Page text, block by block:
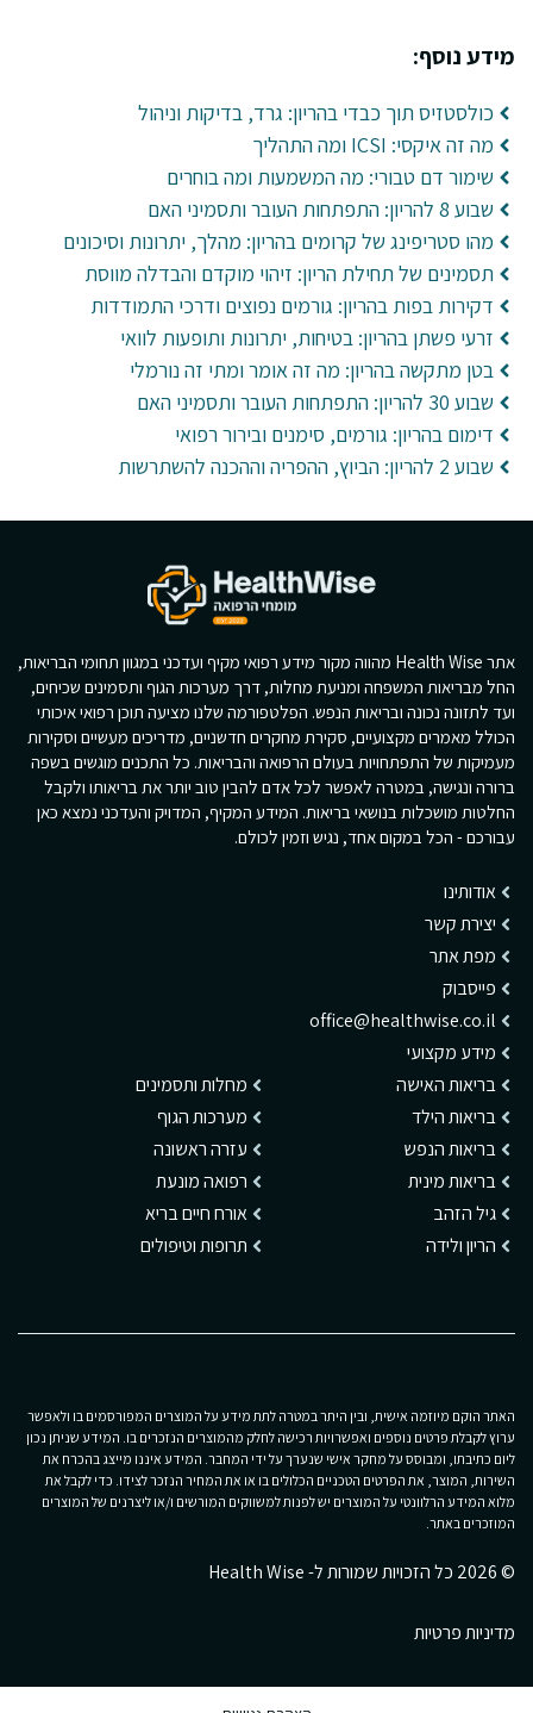
מידע נוסף:
כולסטזיס תוך כבדי בהריון: גרד, בדיקות וניהול
מה זה איקסי: ICSI ומה התהליך
שימור דם טבורי: מה המשמעות ומה בוחרים
שבוע 8 להריון: התפתחות העובר ותסמיני האם
מהו סטריפינג של קרומים בהריון: מהלך, יתרונות וסיכונים
תסמינים של תחילת הריון: זיהוי מוקדם והבדלה מווסת
דקירות בפות בהריון: גורמים נפוצים ודרכי התמודדות
זרעי פשתן בהריון: בטיחות, יתרונות ותופעות לוואי
בטן מתקשה בהריון: מה זה אומר ומתי זה נורמלי
שבוע 30 להריון: התפתחות העובר ותסמיני האם
דימום בהריון: גורמים, סימנים ובירור רפואי
שבוע 2 להריון: הביוץ, ההפריה וההכנה להשתרשות
אתר Health Wise מהווה מקור מידע רפואי מקיף ועדכני במגוון תחומי הבריאות,
החל מבריאות המשפחה ומניעת מחלות, דרך מערכות הגוף ותסמינים שכיחים,
ועד לתזונה נכונה ובריאות הנפש. הפלטפורמה שלנו מציעה תוכן רפואי איכותי
הכולל מאמרים מקצועיים, סקירת מחקרים חדשניים, מדריכים מעשיים וסקירות
מעמיקות של התפתחויות בעולם הרפואה והבריאות. כל התכנים מוגשים בשפה
ברורה ונגישה, במטרה לאפשר לכל אדם להבין טוב יותר את בריאותו ולקבל
החלטות מושכלות בנושאי בריאות. המידע המקיף, המדויק והעדכני נמצא כאן
עבורכם - הכל במקום אחד, נגיש וזמין לכולם.
אודותינו
יצירת קשר
מפת אתר
פייסבוק
office@healthwise.co.il
מידע מקצועי
בריאות האישה
בריאות הילד
בריאות הנפש
בריאות מינית
גיל הזהב
הריון ולידה
מחלות ותסמינים
מערכות הגוף
עזרה ראשונה
רפואה מונעת
אורח חיים בריא
תרופות וטיפולים
האתר הוקם מיוזמה אישית, ובין היתר במטרה לתת מידע על המוצרים המפורסמים בו ולאפשר
ערוץ לקבלת פרטים נוספים ואפשרויות רכישה לחלק מהמוצרים הנזכרים בו. המידע שניתן נכון
ליום כתיבתו, ומבוסס על מחקר אישי שנערך על ידי המחבר. המידע איננו מייצג בהכרח את
השירות, המוצר, את הפרטים הטכניים הכלולים בו או את המחיר הנזכר לצידו. כדי לקבל את
מלוא המידע הרלוונטי על המוצרים יש לפנות למשווקים המורשים ו/או ליצרנים של המוצרים
המוזכרים באתר.
© 2026 כל הזכויות שמורות ל- Health Wise
מדיניות פרטיות